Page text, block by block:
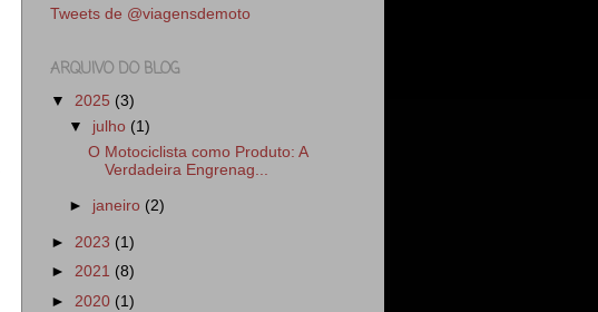
Tweets de @viagensdemoto
ARQUIVO DO BLOG
▼ 2025 (3)
▼ julho (1)
O Motociclista como Produto: A
Verdadeira Engrenag...
► janeiro (2)
► 2023 (1)
► 2021 (8)
► 2020 (1)